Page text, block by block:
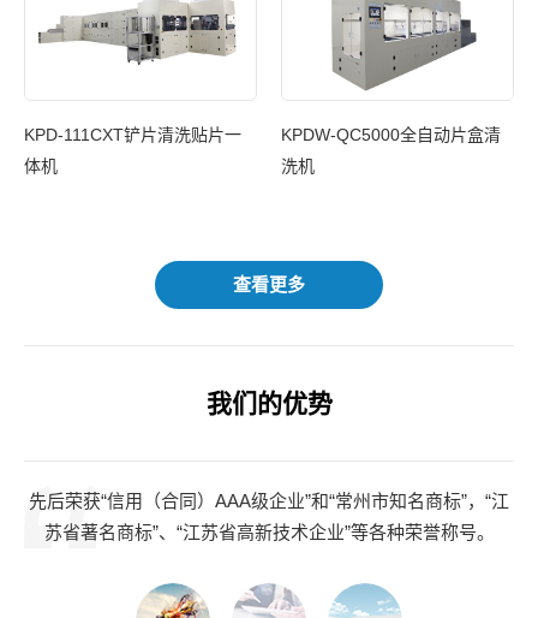
KPD-111CXT铲片清洗贴片一
体机
KPDW-QC5000全自动片盒清
洗机
查看更多
我们的优势
先后荣获“信用（合同）AAA级企业”和“常州市知名商标”，“江
苏省著名商标”、“江苏省高新技术企业”等各种荣誉称号。